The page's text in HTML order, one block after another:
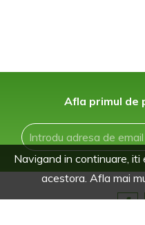
Afla primul de
Navigand in continuare,
acestora. Afla mai